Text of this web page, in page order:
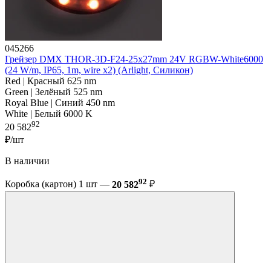
045266
Грейзер DMX THOR-3D-F24-25x27mm 24V RGBW-White6000
(24 W/m, IP65, 1m, wire x2) (Arlight, Силикон)
Red | Красный 625 nm
Green | Зелёный 525 nm
Royal Blue | Синий 450 nm
White | Белый 6000 K
20 58292
₽/шт
В наличии
Коробка (картон) 1 шт — 20 58292 ₽